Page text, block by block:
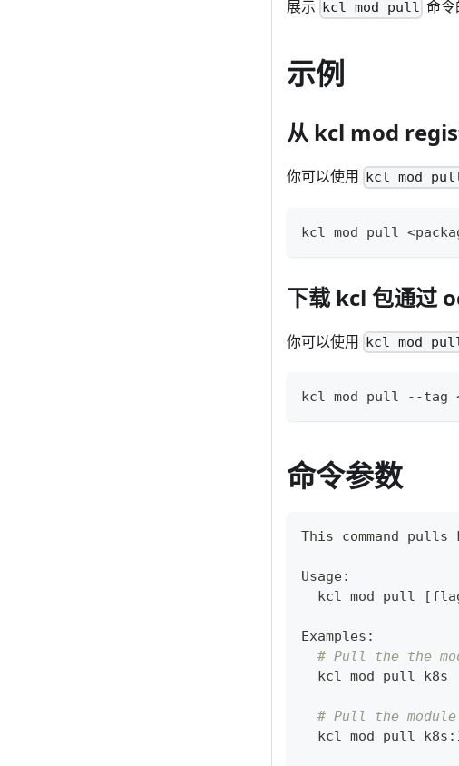
展示 kcl mod pull 命令
示例
从 kcl mod
你可以使用 kcl mod
kcl mod pull <
下载 kcl 包通过
你可以使用 kcl mod
kcl mod pull --tag
命令参数
This command pulls
Usage:
  kcl mod pull
[
Examples:
# Pull the the
  kcl mod pull k8s
# Pull the
kcl mod pull